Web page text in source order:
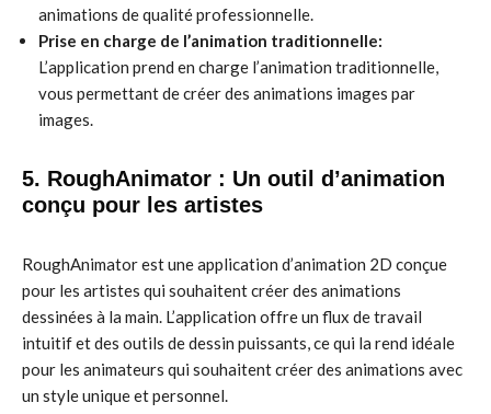
animations de qualité professionnelle.
Prise en charge de l’animation traditionnelle:
L’application prend en charge l’animation traditionnelle,
vous permettant de créer des animations images par
images.
5. RoughAnimator : Un outil d’animation
conçu pour les artistes
RoughAnimator est une application d’animation 2D conçue
pour les artistes qui souhaitent créer des animations
dessinées à la main. L’application offre un flux de travail
intuitif et des outils de dessin puissants, ce qui la rend idéale
pour les animateurs qui souhaitent créer des animations avec
un style unique et personnel.